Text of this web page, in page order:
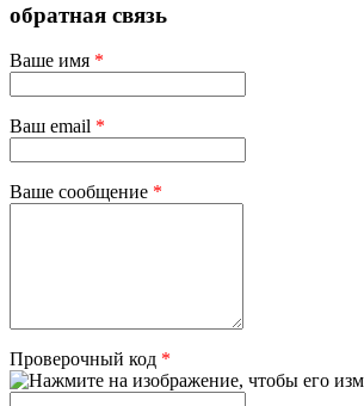
обратная связь
Ваше имя *
Ваш email *
Ваше сообщение *
Проверочный код *